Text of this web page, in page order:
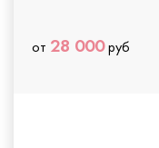
от 28 000руб